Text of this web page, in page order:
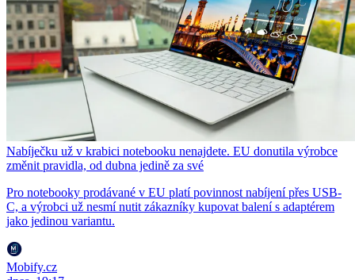
Nabíječku už v krabici notebooku nenajdete. EU donutila výrobce
změnit pravidla, od dubna jedině za své
Pro notebooky prodávané v EU platí povinnost nabíjení přes USB-
C, a výrobci už nesmí nutit zákazníky kupovat balení s adaptérem
jako jedinou variantu.
Mobify.cz